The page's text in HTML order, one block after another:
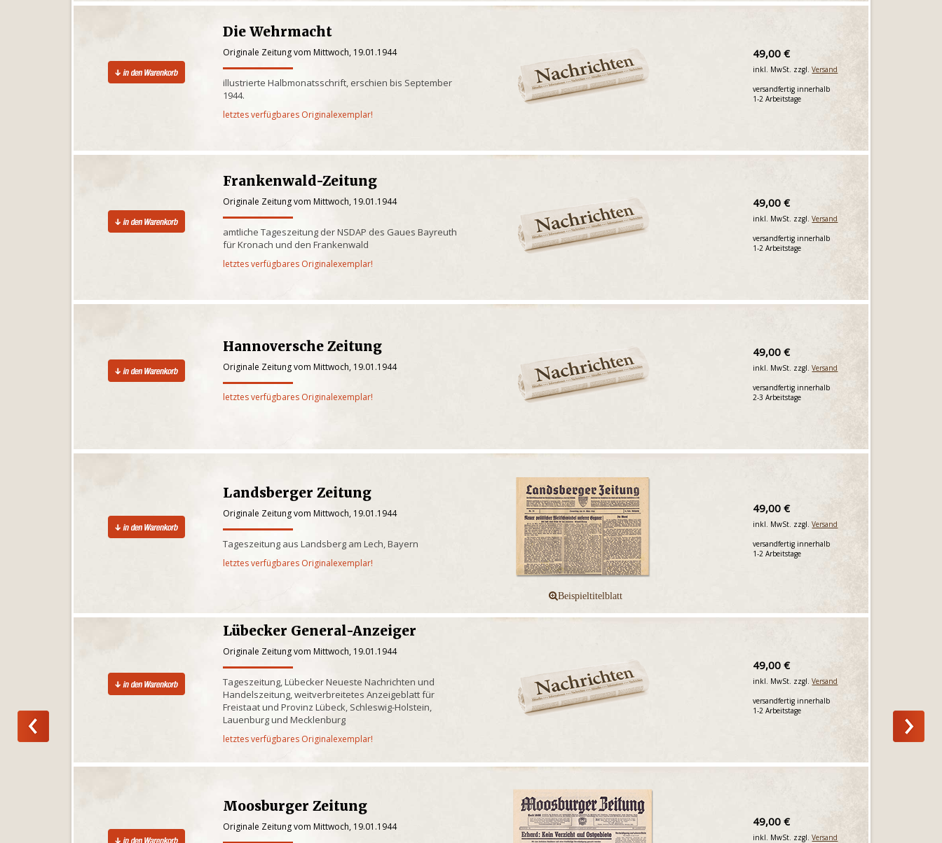
Die Wehrmacht
Originale Zeitung vom Mittwoch, 19.01.1944
illustrierte Halbmonatsschrift, erschien bis September
1944.
letztes verfügbares Originalexemplar!
49,00 €
inkl. MwSt. zzgl.Versand
versandfertig innerhalb
1-2 Arbeitstage
Frankenwald-Zeitung
Originale Zeitung vom Mittwoch, 19.01.1944
amtliche Tageszeitung der NSDAP des Gaues Bayreuth
für Kronach und den Frankenwald
letztes verfügbares Originalexemplar!
49,00 €
inkl. MwSt. zzgl.Versand
versandfertig innerhalb
1-2 Arbeitstage
Hannoversche Zeitung
Originale Zeitung vom Mittwoch, 19.01.1944
letztes verfügbares Originalexemplar!
49,00 €
inkl. MwSt. zzgl.Versand
versandfertig innerhalb
2-3 Arbeitstage
Landsberger Zeitung
Originale Zeitung vom Mittwoch, 19.01.1944
Tageszeitung aus Landsberg am Lech, Bayern
letztes verfügbares Originalexemplar!
49,00 €
inkl. MwSt. zzgl.Versand
versandfertig innerhalb
1-2 Arbeitstage
Lübecker General-Anzeiger
Originale Zeitung vom Mittwoch, 19.01.1944
Tageszeitung, Lübecker Neueste Nachrichten und
Handelszeitung, weitverbreitetes Anzeigeblatt für
Freistaat und Provinz Lübeck, Schleswig-Holstein,
Lauenburg und Mecklenburg
letztes verfügbares Originalexemplar!
49,00 €
inkl. MwSt. zzgl.Versand
versandfertig innerhalb
1-2 Arbeitstage
Moosburger Zeitung
Originale Zeitung vom Mittwoch, 19.01.1944 49,00 €
inkl. MwSt. zzgl.Versand